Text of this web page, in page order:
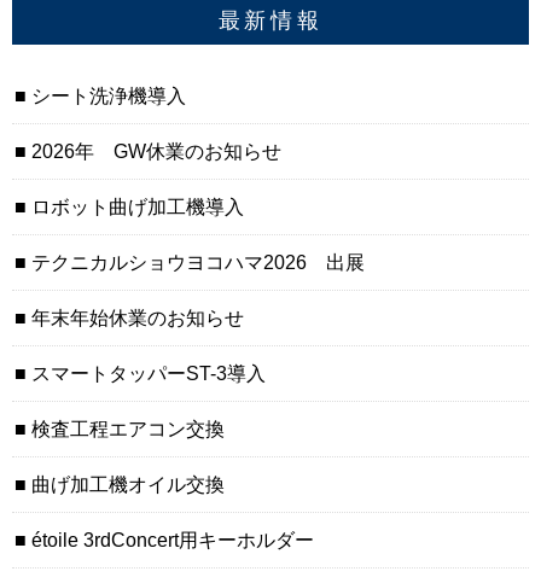
最新情報
シート洗浄機導入
2026年 GW休業のお知らせ
ロボット曲げ加工機導入
テクニカルショウヨコハマ2026 出展
年末年始休業のお知らせ
スマートタッパーST-3導入
検査工程エアコン交換
曲げ加工機オイル交換
étoile 3rdConcert用キーホルダー